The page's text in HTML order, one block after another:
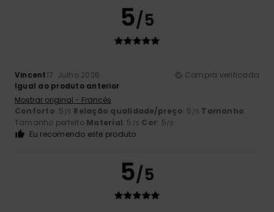
5/5
Vincent17. Julho 2026
Compra verificada
Igual ao produto anterior
Mostrar original - Francês
Conforto: 5 /5 Relação qualidade/preço: 5 /5 Tamanho:
Tamanho perfeito Material: 5 /5 Cor: 5/5
Eu recomendo este produto
5/5